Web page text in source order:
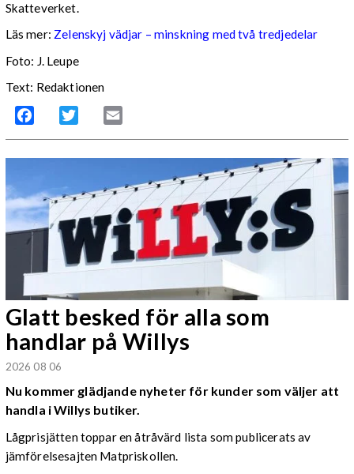
Skatteverket.
Läs mer: Zelenskyj vädjar – minskning med två tredjedelar
Foto: J. Leupe
Text: Redaktionen
Facebook Twitter
Glatt besked för alla som
handlar på Willys
2026 08 06
Nu kommer glädjande nyheter för kunder som väljer att
handla i Willys butiker.
Lågprisjätten toppar en åtråvärd lista som publicerats av
jämförelsesajten Matpriskollen.